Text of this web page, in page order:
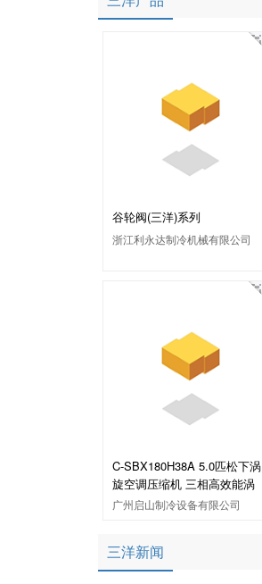
谷轮阀(三洋)系列
浙江利永达制冷机械有限公司
C-SBX180H38A 5.0匹松下涡
旋空调压缩机 三相高效能涡
广州启山制冷设备有限公司
三洋新闻